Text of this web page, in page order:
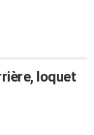
loquet